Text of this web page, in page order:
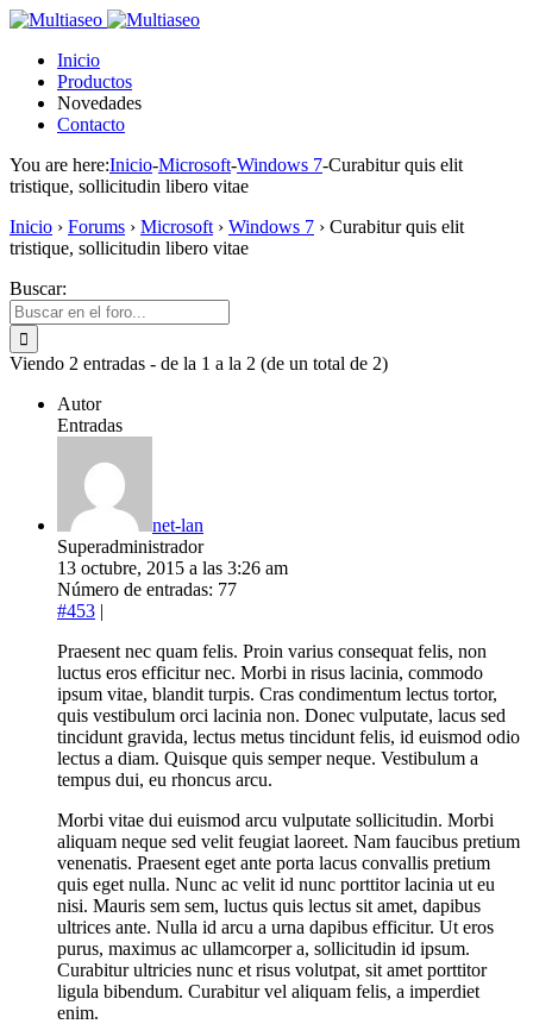
Inicio
Productos
Novedades
Contacto
You are here:Inicio-Microsoft-Windows 7-Curabitur quis elit
tristique, sollicitudin libero vitae
Inicio › Forums › Microsoft › Windows 7 › Curabitur quis elit
tristique, sollicitudin libero vitae
Buscar:
Viendo 2 entradas - de la 1 a la 2 (de un total de 2)
Autor
Entradas
net-lan
Superadministrador
13 octubre, 2015 a las 3:26 am
Número de entradas: 77
#453 |
Praesent nec quam felis. Proin varius consequat felis, non
luctus eros efficitur nec. Morbi in risus lacinia, commodo
ipsum vitae, blandit turpis. Cras condimentum lectus tortor,
quis vestibulum orci lacinia non. Donec vulputate, lacus sed
tincidunt gravida, lectus metus tincidunt felis, id euismod odio
lectus a diam. Quisque quis semper neque. Vestibulum a
tempus dui, eu rhoncus arcu.
Morbi vitae dui euismod arcu vulputate sollicitudin. Morbi
aliquam neque sed velit feugiat laoreet. Nam faucibus pretium
venenatis. Praesent eget ante porta lacus convallis pretium
quis eget nulla. Nunc ac velit id nunc porttitor lacinia ut eu
nisi. Mauris sem sem, luctus quis lectus sit amet, dapibus
ultrices ante. Nulla id arcu a urna dapibus efficitur. Ut eros
purus, maximus ac ullamcorper a, sollicitudin id ipsum.
Curabitur ultricies nunc et risus volutpat, sit amet porttitor
ligula bibendum. Curabitur vel aliquam felis, a imperdiet
enim.